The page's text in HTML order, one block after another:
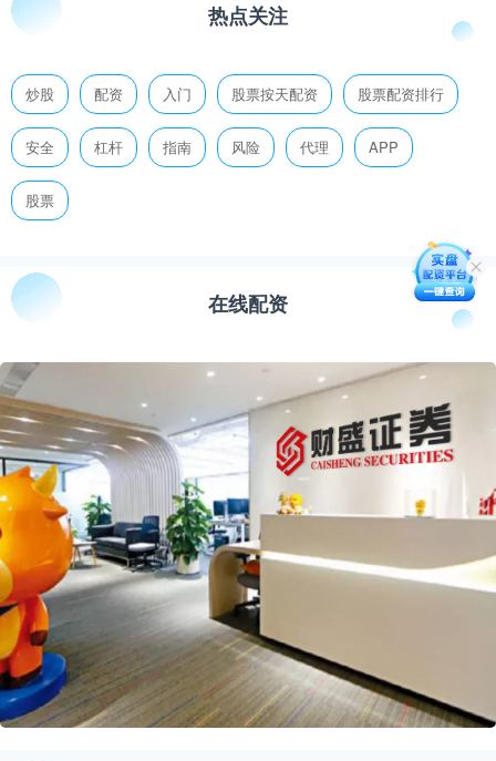
热点关注
炒股 配资 入门 股票按天配资 股票配资排行
安全 杠杆 指南 风险 代理 APP
股票
在线配资